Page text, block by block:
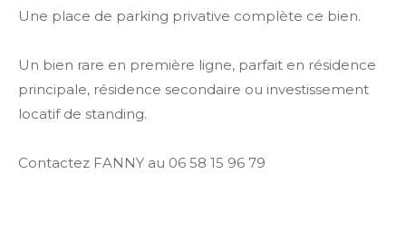
Une place de parking privative complète ce bien.
Un bien rare en première ligne, parfait en résidence
principale, résidence secondaire ou investissement
locatif de standing.
Contactez FANNY au 06 58 15 96 79